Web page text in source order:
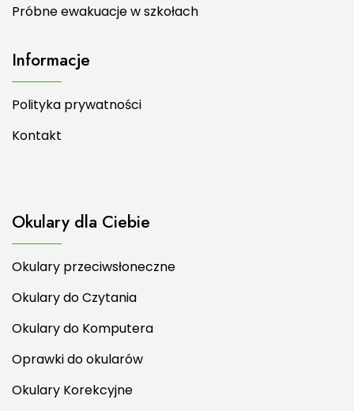
Próbne ewakuacje w szkołach
Informacje
Polityka prywatności
Kontakt
Okulary dla Ciebie
Okulary przeciwsłoneczne
Okulary do Czytania
Okulary do Komputera
Oprawki do okularów
Okulary Korekcyjne